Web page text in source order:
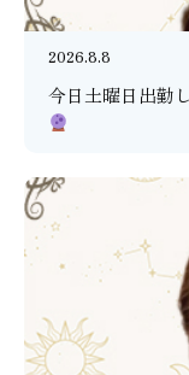
2026.8.8
今日土曜日出勤